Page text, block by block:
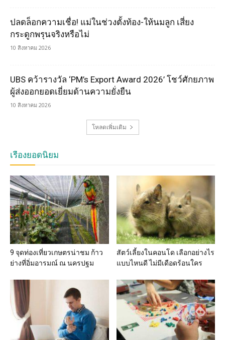
ปลดล็อกความเชื่อ! แม่ในช่วงตั้งท้อง-ให้นมลูก เสี่ยง
กระดูกพรุนจริงหรือไม่
10 สิงหาคม 2026
UBS คว้ารางวัล ‘PM’s Export Award 2026’ โชว์ศักยภาพ
ผู้ส่งออกยอดเยี่ยมด้านความยั่งยืน
10 สิงหาคม 2026
โหลดเพิ่มเติม
เรื่องยอดนิยม
9 จุดท่องเที่ยวเกษตรน่าชม ก้าว
ย่างที่อิ่มอารมณ์ ณ นครปฐม
สัตว์เลี้ยงในคอนโด เลือกอย่างไร
แบบไหนดี ไม่มีเดือดร้อนใคร